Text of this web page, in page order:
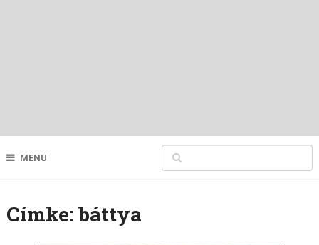
MENU
Címke: báttya